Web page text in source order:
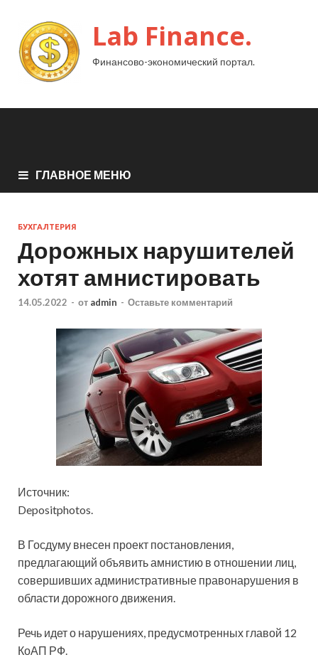
Lab Finance.
Финансово-экономический портал.
ГЛАВНОЕ МЕНЮ
БУХГАЛТЕРИЯ
Дорожных нарушителей
хотят амнистировать
14.05.2022 - от admin - Оставьте комментарий
Источник:
Depositphotos.
В Госдуму внесен проект постановления,
предлагающий объявить амнистию в отношении лиц,
совершивших административные правонарушения в
области дорожного движения.
Речь идет о нарушениях, предусмотренных главой 12
КоАП РФ.